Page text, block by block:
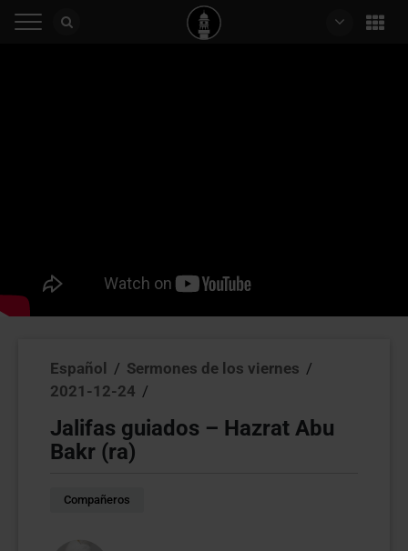
Español / Sermones de los viernes /
2021-12-24 /
Jalifas guiados – Hazrat Abu
Bakr (ra)
Compañeros